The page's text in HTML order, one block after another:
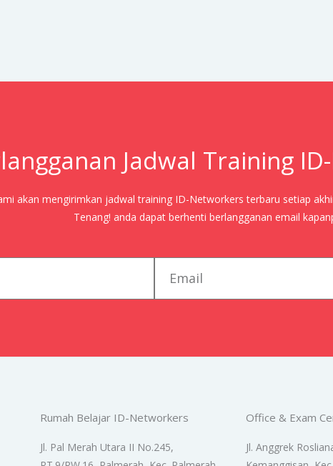
Jadwal Training
akan mengirimkan jadwal training ID-Networkers terbaru setiap
Tenang! anda dapat berhenti berlangganan email
Rumah Belajar ID-Networkers
Jl. Pal Merah Utara II No.245,
Office & Exam
Jl. Anggrek